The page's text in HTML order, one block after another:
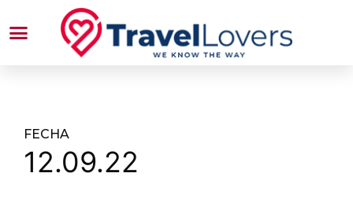
FECHA
12.09.22